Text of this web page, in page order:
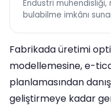
Endüstri
bulabilme imkânı
Fabrikada üretimi
modellemesine, e-
planlamasından
geliştirmeye kadar